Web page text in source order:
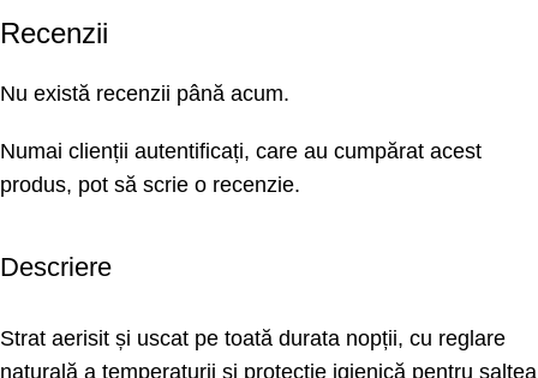
Recenzii
Nu există recenzii până acum.
Numai clienții autentificați, care au cumpărat acest
produs, pot să scrie o recenzie.
Descriere
Strat aerisit și uscat pe toată durata nopții, cu reglare
naturală a temperaturii și protecție igienică pentru saltea